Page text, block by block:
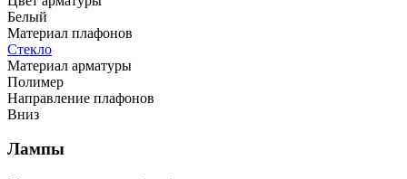
Белый
Материал плафонов
Стекло
Материал арматуры
Полимер
Направление плафонов
Вниз
Лампы